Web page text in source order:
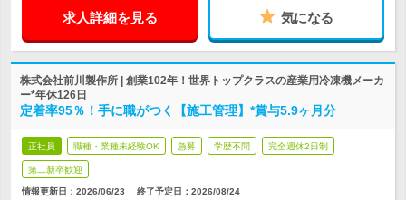
求人詳細を見る 気になる
株式会社前川製作所 | 創業102年！世界トップクラスの産業用冷凍機メーカ
ー*年休126日
定着率95％！手に職がつく【施工管理】*賞与5.9ヶ月分
正社員 職種・業種未経験OK 急募 学歴不問 完全週休2日制
第二新卒歓迎
情報更新日：2026/06/23 終了予定日： 2026/08/24